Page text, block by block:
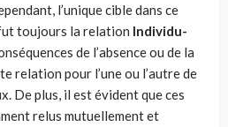
l’unique cible dans ce
toujours la relation Individu-
de l’absence ou de la
relation pour l’une ou l’autre de
De plus, il est évident que ces
relus mutuellement et